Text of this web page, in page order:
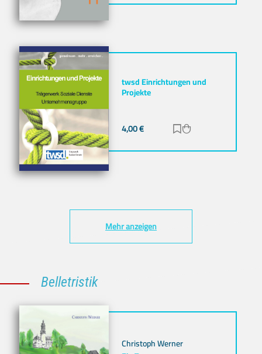
twsd Einrichtungen und
Projekte
4,00€ Zur Merkliste
Mehr anzeigen
Belletristik
Christoph Werner